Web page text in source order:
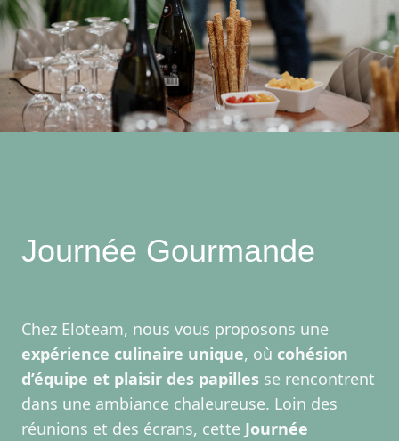
Journée Gourmande
Chez Eloteam, nous vous proposons une
expérience culinaire unique, où cohésion
d’équipe et plaisir des papilles se rencontrent
dans une ambiance chaleureuse. Loin des
réunions et des écrans, cette Journée